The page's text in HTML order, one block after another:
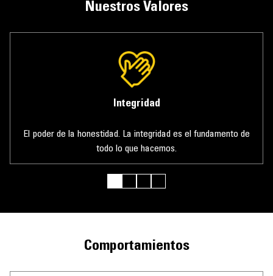
Nuestros Valores
Integridad
El poder de la honestidad. La integridad es el fundamento de
todo lo que hacemos.
Comportamientos